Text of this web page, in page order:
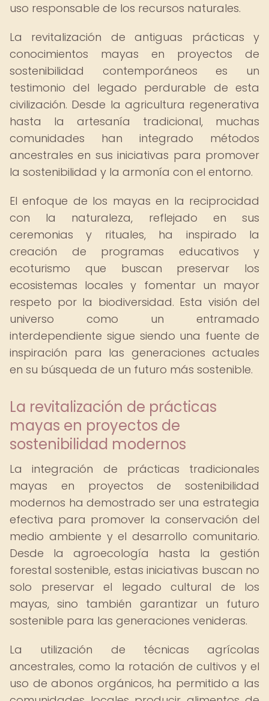
uso responsable de los recursos naturales.
La revitalización de antiguas prácticas y
conocimientos mayas en proyectos de
sostenibilidad contemporáneos es un
testimonio del legado perdurable de esta
civilización. Desde la agricultura regenerativa
hasta la artesanía tradicional, muchas
comunidades han integrado métodos
ancestrales en sus iniciativas para promover
la sostenibilidad y la armonía con el entorno.
El enfoque de los mayas en la reciprocidad
con la naturaleza, reflejado en sus
ceremonias y rituales, ha inspirado la
creación de programas educativos y
ecoturismo que buscan preservar los
ecosistemas locales y fomentar un mayor
respeto por la biodiversidad. Esta visión del
universo como un entramado
interdependiente sigue siendo una fuente de
inspiración para las generaciones actuales
en su búsqueda de un futuro más sostenible.
La revitalización de prácticas
mayas en proyectos de
sostenibilidad modernos
La integración de prácticas tradicionales
mayas en proyectos de sostenibilidad
modernos ha demostrado ser una estrategia
efectiva para promover la conservación del
medio ambiente y el desarrollo comunitario.
Desde la agroecología hasta la gestión
forestal sostenible, estas iniciativas buscan no
solo preservar el legado cultural de los
mayas, sino también garantizar un futuro
sostenible para las generaciones venideras.
La utilización de técnicas agrícolas
ancestrales, como la rotación de cultivos y el
uso de abonos orgánicos, ha permitido a las